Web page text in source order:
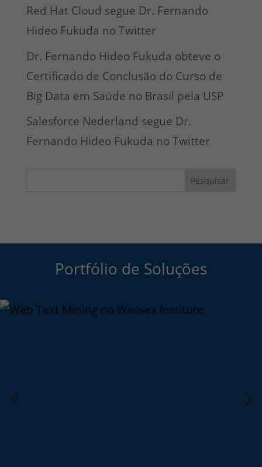
Red Hat Cloud segue Dr. Fernando
Hideo Fukuda no Twitter
Dr. Fernando Hideo Fukuda obteve o
Certificado de Conclusão do Curso de
Big Data em Saúde no Brasil pela USP
Salesforce Nederland segue Dr.
Fernando Hideo Fukuda no Twitter
Pesquisar
Portfólio de Soluções